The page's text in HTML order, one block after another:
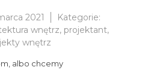
2021
Kategorie:
wnętrz, projektant,
wnętrz
albo chcemy